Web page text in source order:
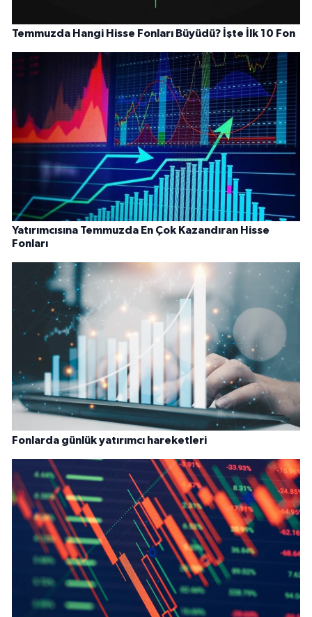
Temmuzda Hangi Hisse Fonları Büyüdü? İşte İlk 10 Fon
Yatırımcısına Temmuzda En Çok Kazandıran Hisse
Fonları
Fonlarda günlük yatırımcı hareketleri